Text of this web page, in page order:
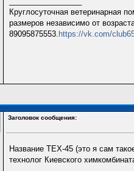
Круглосуточная ветеринарная
размеров независимо от
89095875553. https://vk.com/
Заголовок сообщения:
Название ТЕХ-45 (это я сам
технолог Киевского